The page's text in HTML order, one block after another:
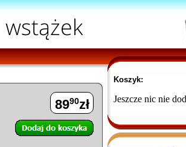
8990zł
Koszyk:
Jeszcze nic nie